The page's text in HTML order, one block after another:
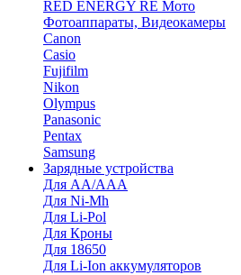
RED ENERGY RE Мото
Фотоаппараты, Видеокамеры
Canon
Casio
Fujifilm
Nikon
Olympus
Panasonic
Pentax
Samsung
Зарядные устройства
Для AA/AAA
Для Ni-Mh
Для Li-Pol
Для Кроны
Для 18650
Для Li-Ion аккумуляторов